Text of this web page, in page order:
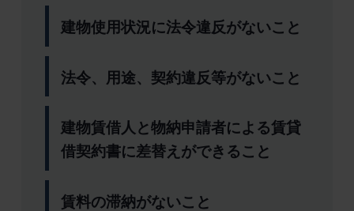
建物使用状況に法令違反がないこと
法令、用途、契約違反等がないこと
建物賃借人と物納申請者による賃貸
借契約書に差替えができること
賃料の滞納がないこと